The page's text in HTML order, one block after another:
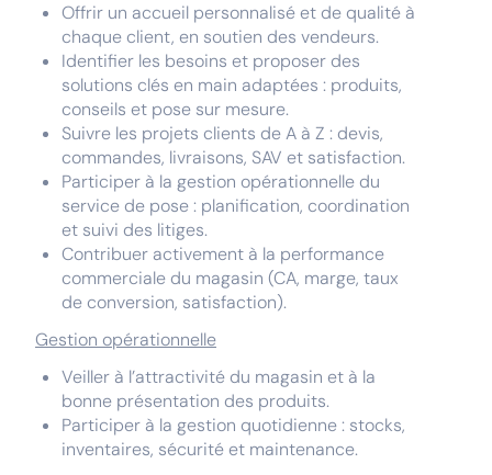
Offrir un accueil personnalisé et de qualité à
chaque client, en soutien des vendeurs.
Identifier les besoins et proposer des
solutions clés en main adaptées : produits,
conseils et pose sur mesure.
Suivre les projets clients de A à Z : devis,
commandes, livraisons, SAV et satisfaction.
Participer à la gestion opérationnelle du
service de pose : planification, coordination
et suivi des litiges.
Contribuer activement à la performance
commerciale du magasin (CA, marge, taux
de conversion, satisfaction).
Gestion opérationnelle
Veiller à l’attractivité du magasin et à la
bonne présentation des produits.
Participer à la gestion quotidienne : stocks,
inventaires, sécurité et maintenance.